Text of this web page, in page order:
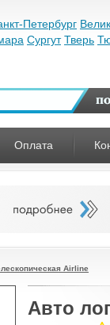
Петербург
Сургут Тверь
Оплата
Airline
Авто